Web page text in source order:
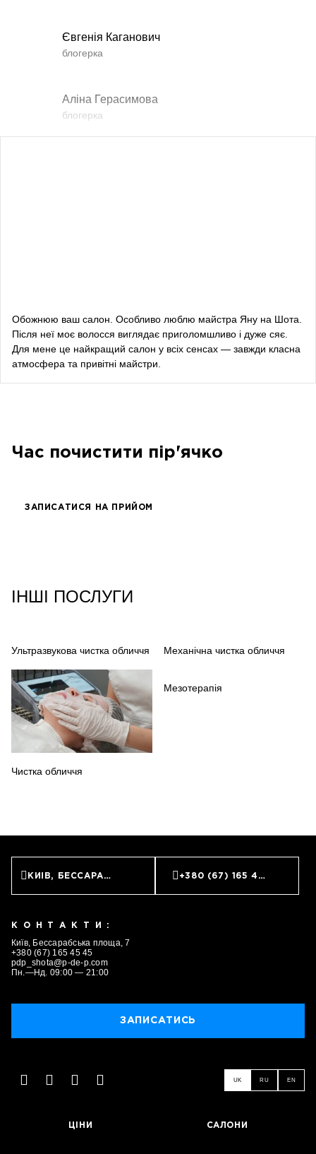
Євгенія Каганович
блогерка
Аліна Герасимова
блогерка
Bazhana
songwriter
Обожнюю ваш салон. Особливо люблю майстра Яну на Шота.
Після неї моє волосся виглядає приголомшливо і дуже сяє.
Для мене це найкращий салон у всіх сенсах — завжди класна
атмосфера та привітні майстри.
Час почистити пір'ячко
ЗАПИСАТИСЯ НА ПРИЙОМ
ІНШІ ПОСЛУГИ
Ультразвукова чистка обличчя Механічна чистка обличчя
Чистка обличчя
Мезотерапія
КИЇВ, БЕССАРАБСЬКА ПЛОЩА, 7 +380 (67) 165 45 45
КОНТАКТИ:
Київ, Бессарабська площа, 7
+380 (67) 165 45 45
pdp_shota@p-de-p.com
Пн.—Нд. 09:00 — 21:00
ЗАПИСАТИСЬ
UK RU EN
ЦІНИ САЛОНИ